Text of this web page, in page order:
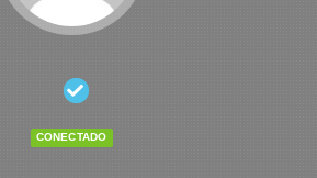
CONECTADO